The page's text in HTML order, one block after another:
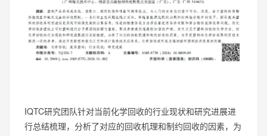
IQTC研究团队针对当前化学回收的行业现状和研究进展进
行总结梳理，分析了对应的回收机理和制约回收的因素，为